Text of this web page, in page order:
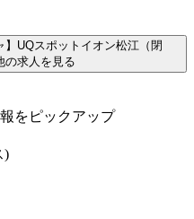
UQスポットイオン松江（閉
の求人を見る
をピックアップ
)